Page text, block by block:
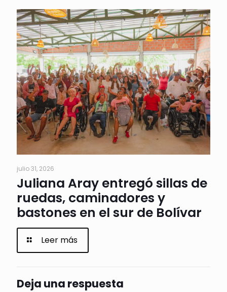
julio 31, 2026
Juliana Aray entregó sillas de
ruedas, caminadores y
bastones en el sur de Bolívar
Leer más
Deja una respuesta